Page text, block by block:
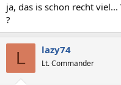
ja, das is schon recht
?
L lazy74
Lt. Commander